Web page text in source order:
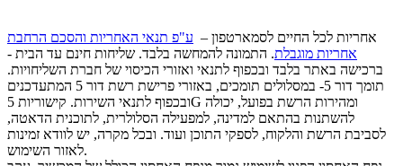
אחריות לכל החיים לסמארטפון – ע"פ תנאי האחריות והסכם הרחבת
אחריות מוגבלת. התמונה להמחשה בלבד. שליחות חינם עד הבית -
ברכישה באתר בלבד ובכפוף לתנאי ואזורי הכיסוי של חברת השליחויות.
תומך דור 5- במסלולים תומכים, באזורי פרישת רשת דור 5 המתעדכנים
ובכפוף לתנאי השירות. קישוריות 5G ומהירות הרשת בפועל, יכולה
להשתנות בהתאם למדינה, למפעילה הסלולרית, לתוכנית הדאטה,
לסביבת הרשת והלקוח, לספקי התוכן ועוד. ובכל מקרה, יש לוודא זמינות
לאזור השימוש.